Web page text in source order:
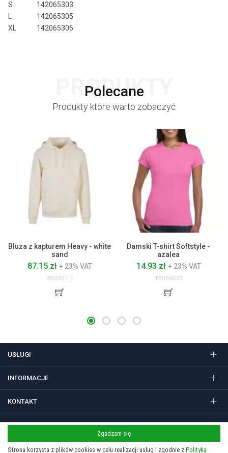
S
142065303
142065305
XL
142065306
Polecane
PRODUKTY
Produkty które warto zobaczyć
Bluza z kapturem Heavy - white
sand
87.15 zł + 23% VAT
200390110
Damski T-shirt Softstyle -
azalea
14.93 zł + 23% VAT
131094253
USŁUGI
INFORMACJE
KONTAKT
FOLLOW US
Zgadzam się
Strona korzysta z plików cookies w celu realizacji usług i zgodnie z Polityką